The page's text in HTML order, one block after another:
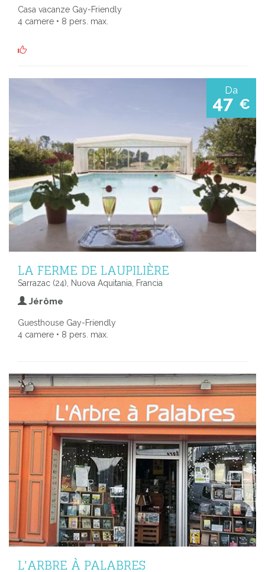
Casa vacanze Gay-Friendly
4 camere • 8 pers. max.
Da
47 €
LA FERME DE LAUPILIÈRE
Sarrazac (24), Nuova Aquitania, Francia
Jérôme
Guesthouse Gay-Friendly
4 camere • 8 pers. max.
L'ARBRE À PALABRES